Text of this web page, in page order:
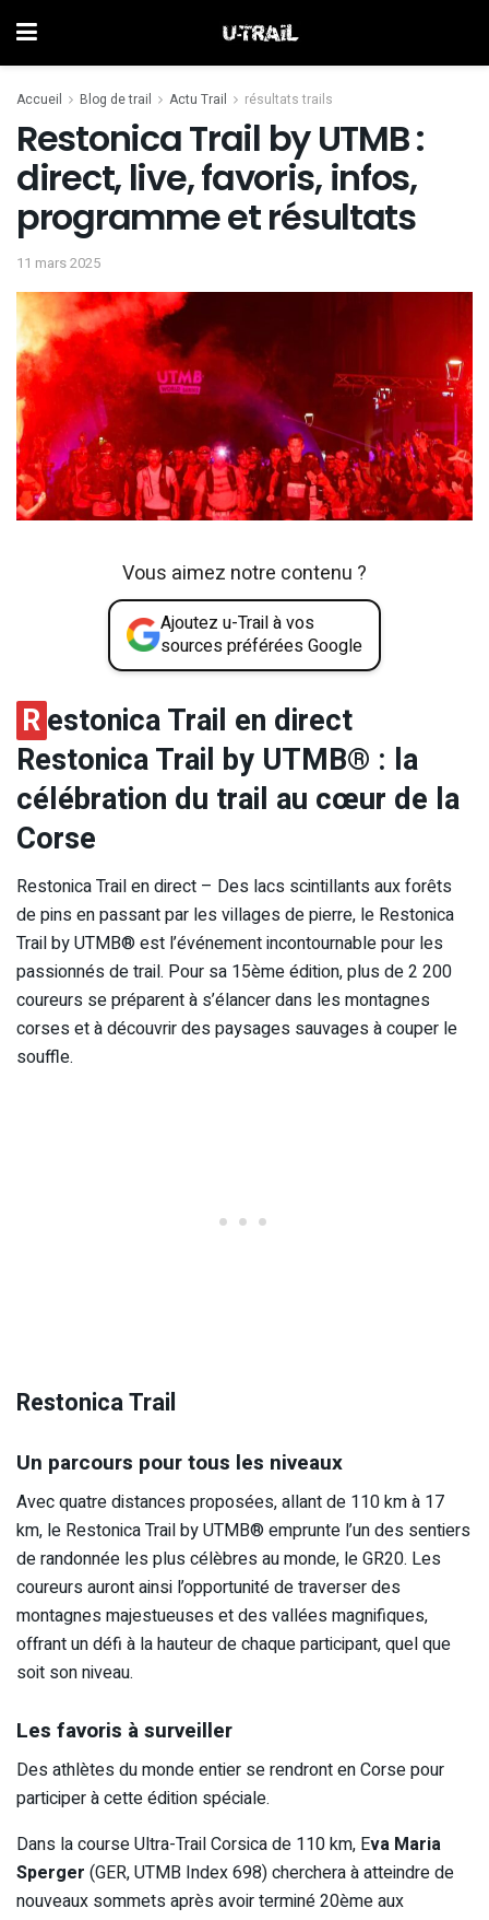
Accueil Blog de trail Actu Trail résultats trails
Restonica Trail by UTMB :
direct, live, favoris, infos,
programme et résultats
11 mars 2025
Vous aimez notre contenu ?
Ajoutez u-Trail à vos
sources préférées Google
Restonica Trail en direct
Restonica Trail by UTMB® : la
célébration du trail au cœur de la
Corse
Restonica Trail en direct – Des lacs scintillants aux forêts
de pins en passant par les villages de pierre, le Restonica
Trail by UTMB® est l’événement incontournable pour les
passionnés de trail. Pour sa 15ème édition, plus de 2 200
coureurs se préparent à s’élancer dans les montagnes
corses et à découvrir des paysages sauvages à couper le
souffle.
Restonica Trail
Un parcours pour tous les niveaux
Avec quatre distances proposées, allant de 110 km à 17
km, le Restonica Trail by UTMB® emprunte l’un des sentiers
de randonnée les plus célèbres au monde, le GR20. Les
coureurs auront ainsi l’opportunité de traverser des
montagnes majestueuses et des vallées magnifiques,
offrant un défi à la hauteur de chaque participant, quel que
soit son niveau.
Les favoris à surveiller
Des athlètes du monde entier se rendront en Corse pour
participer à cette édition spéciale.
Dans la course Ultra-Trail Corsica de 110 km, Eva Maria
Sperger (GER, UTMB Index 698) cherchera à atteindre de
nouveaux sommets après avoir terminé 20ème aux